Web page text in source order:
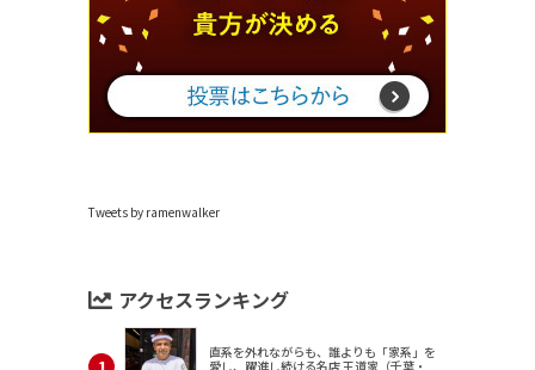
Tweets by ramenwalker
アクセスランキング
直系を外れながらも、誰よりも「家系」を
愛し、躍進し続ける名店 王道家（千葉・